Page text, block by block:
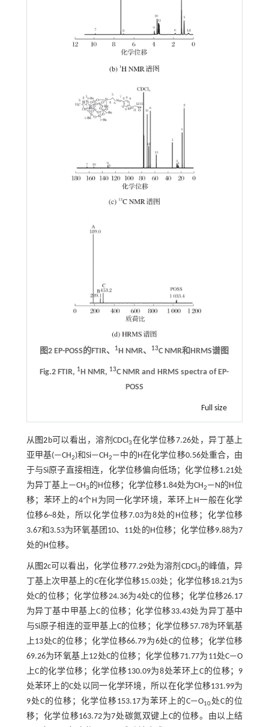
图2 EP-POSS的FTIR、 1H NMR、 13C NMR和HRMS谱图
Fig.2 FTIR, 1H NMR, 13C NMR and HRMS spectra of EP-
POSS
Full size
从图2b可以看出，溶剂CDCl3在化学位移7.26处，异丁基上
亚甲基(—CH2)和Si—CH2—中的H在化学位移0.56处重合，由
于与Si原子直接相连，化学位移偏向低场；化学位移1.21处
为异丁基上—CH3 的H位移；化学位移1.84处为CH2—N的H位
移；苯环上的4个H为同一化学环境，苯环上H一般在化学
位移6~8处，所以化学位移7.03为8处的H位移；化学位移
3.67和3.53为环氧基团10、11处的H位移；化学位移9.88为7
处的H位移。
从图2c可以看出，化学位移77.29处为溶剂CDCl3 的峰值，异
丁基上次甲基上的C在化学位移15.03处；化学位移18.21为5
处C的位移；化学位移24.36为4处C的位移；化学位移26.17
为异丁基中甲基上C的位移；化学位移33.43处为异丁基中
与Si原子相连的亚甲基上C的位移；化学位移57.78为环氧基
上13处C的位移；化学位移66.79为6处C的位移；化学位移
69.26为环氧基上12处C的位移；化学位移71.77为11处C—O
上C的化学位移；化学位移130.09为8处苯环上C的位移；9
处苯环上的C处以同一化学环境，所以在化学位移131.99为
9处C的位移；化学位移153.17为苯环上的C—O10处C的位
移；化学位移163.72为7处碳氮双键上C的位移。由以上结